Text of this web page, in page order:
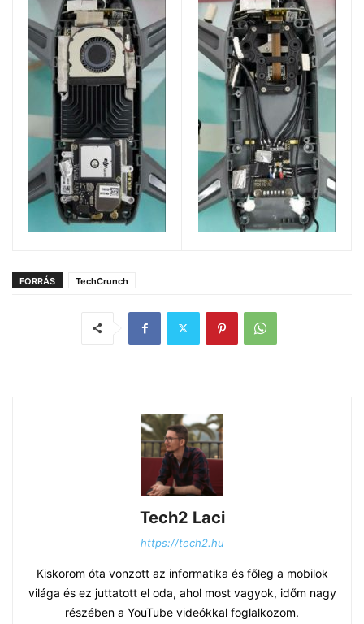
FORRÁS TechCrunch
Tech2 Laci
https://tech2.hu
Kiskorom óta vonzott az informatika és főleg a mobilok
világa és ez juttatott el oda, ahol most vagyok, időm nagy
részében a YouTube videókkal foglalkozom.